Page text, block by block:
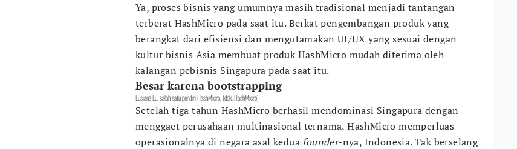
Ya, proses bisnis yang umumnya masih tradisional menjadi tantangan
terberat HashMicro pada saat itu. Berkat pengembangan produk yang
berangkat dari efisiensi dan mengutamakan UI/UX yang sesuai dengan
kultur bisnis Asia membuat produk HashMicro mudah diterima oleh
kalangan pebisnis Singapura pada saat itu.
Besar karena bootstrapping
Lusiana Lu, salah satu pendiri HashMicro. (dok. HashMicro)
Setelah tiga tahun HashMicro berhasil mendominasi Singapura dengan
menggaet perusahaan multinasional ternama, HashMicro memperluas
operasionalnya di negara asal keduafounder-nya, Indonesia. Tak berselang